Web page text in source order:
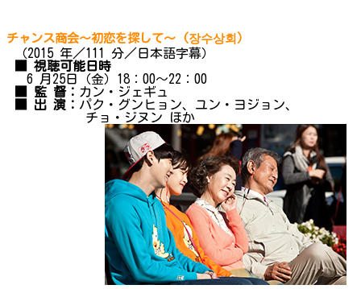
チャンス商会～初恋を探して～ (장수상회）
（2015 年／111 分／日本語字幕）
■ 視聴可能日時
6 月25日（金）18：00～22：00
■ 監 督： カン・ジェギュ
■ 出 演： パク・グンヒョン、ユン・ヨジョン、
チョ・ジヌン ほか